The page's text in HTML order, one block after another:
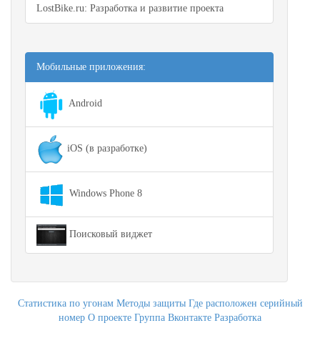
LostBike.ru: Разработка и развитие проекта
Мобильные приложения:
Android
iOS (в разработке)
Windows Phone 8
Поисковый виджет
Статистика по угонам Методы защиты Где расположен серийный
номер О проекте Группа Вконтакте Разработка